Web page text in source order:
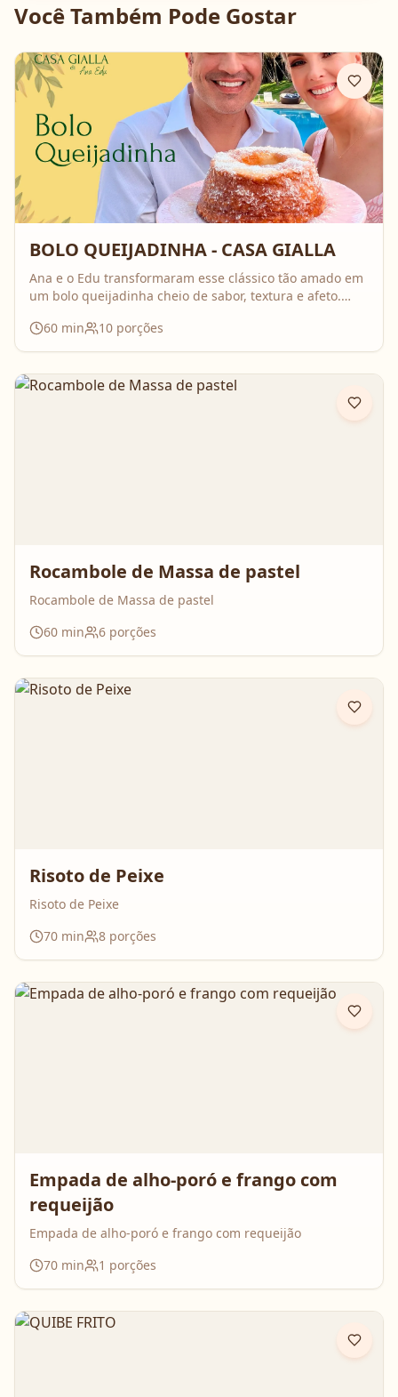
Você Também Pode Gostar
BOLO QUEIJADINHA - CASA GIALLA
Ana e o Edu transformaram esse clássico tão amado em
um bolo queijadinha cheio de sabor, textura e afeto.
que surpreende no resultado e perfuma a casa inteira
enquanto assa. Aperte o play, acompanhe o passo a
impossível de resistir 💛
60 min 10 porções
Rocambole de Massa de pastel
Rocambole de Massa de pastel
60 min 6 porções
Risoto de Peixe
Risoto de Peixe
70 min 8 porções
Empada de alho-poró e frango com
requeijão
Empada de alho-poró e frango com requeijão
70 min 1 porções